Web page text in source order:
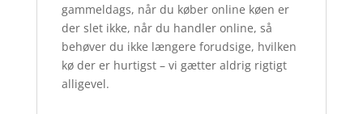
gammeldags, når du køber online køen er
der slet ikke, når du handler online, så
behøver du ikke længere forudsige, hvilken
kø der er hurtigst – vi gætter aldrig rigtigt
alligevel.